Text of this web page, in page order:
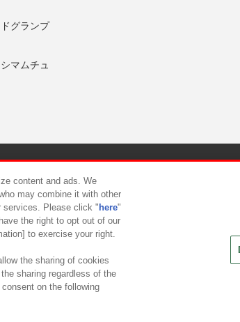
グランプ
マムチュ
タマーハラスメント対応方針
content and ads. We
may combine it with other
services. Please click " here"
the right to opt out of our
to exercise your right.
the sharing of cookies
sharing regardless of the
on the following